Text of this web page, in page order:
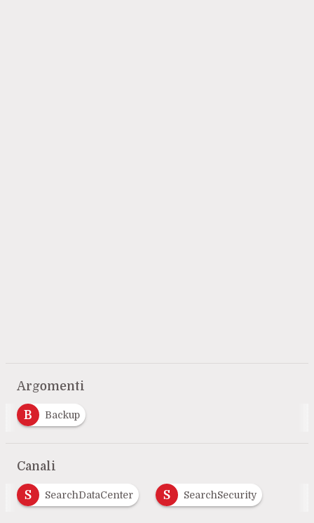
Argomenti
B Backup
Canali
S SearchDataCenter S SearchSecurity